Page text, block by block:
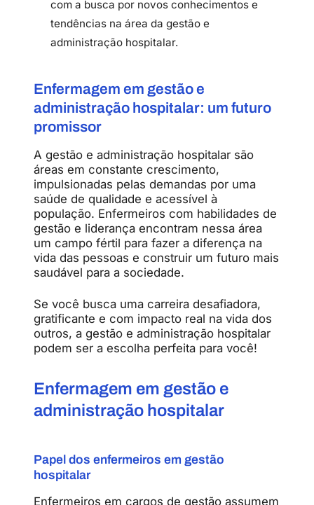
com a busca por novos conhecimentos e
tendências na área da gestão e
administração hospitalar.
Enfermagem em gestão e
administração hospitalar: um futuro
promissor
A gestão e administração hospitalar são
áreas em constante crescimento,
impulsionadas pelas demandas por uma
saúde de qualidade e acessível à
população. Enfermeiros com habilidades de
gestão e liderança encontram nessa área
um campo fértil para fazer a diferença na
vida das pessoas e construir um futuro mais
saudável para a sociedade.
Se você busca uma carreira desafiadora,
gratificante e com impacto real na vida dos
outros, a gestão e administração hospitalar
podem ser a escolha perfeita para você!
Enfermagem em gestão e
administração hospitalar
Papel dos enfermeiros em gestão
hospitalar
Enfermeiros em cargos de gestão assumem